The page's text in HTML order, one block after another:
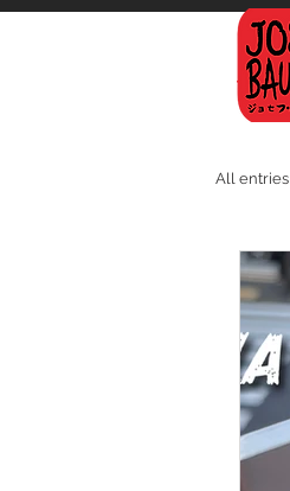
All entries